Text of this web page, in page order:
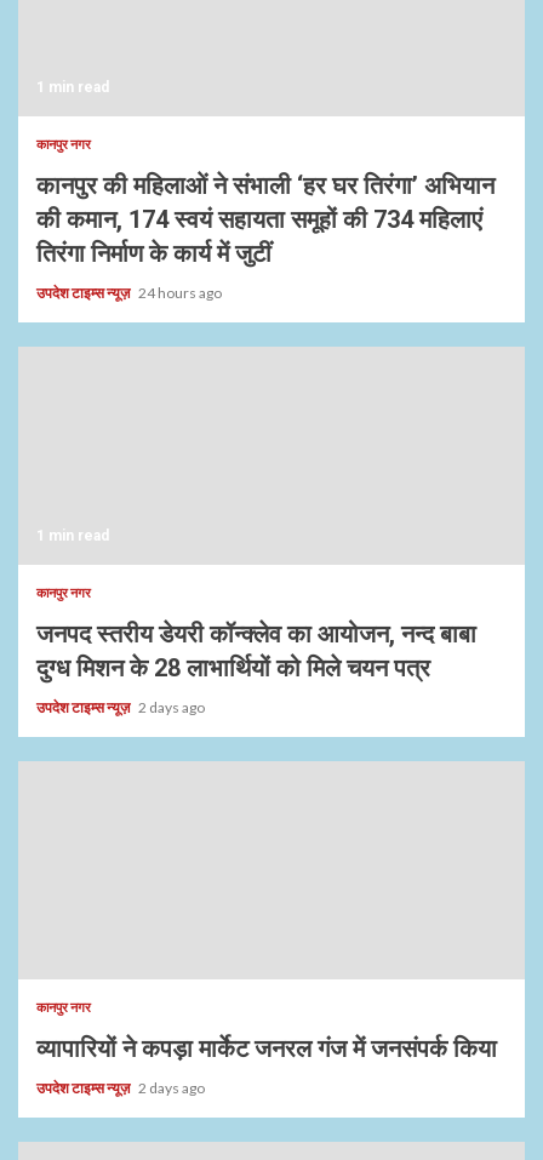
1 min read
कानपुर नगर
कानपुर की महिलाओं ने संभाली ‘हर घर तिरंगा’ अभियान
की कमान, 174 स्वयं सहायता समूहों की 734 महिलाएं
तिरंगा निर्माण के कार्य में जुटीं
उपदेश टाइम्स न्यूज़ 24 hours ago
1 min read
कानपुर नगर
जनपद स्तरीय डेयरी कॉन्क्लेव का आयोजन, नन्द बाबा
दुग्ध मिशन के 28 लाभार्थियों को मिले चयन पत्र
उपदेश टाइम्स न्यूज़ 2 days ago
कानपुर नगर
व्यापारियों ने कपड़ा मार्केट जनरल गंज में जनसंपर्क किया
उपदेश टाइम्स न्यूज़ 2 days ago